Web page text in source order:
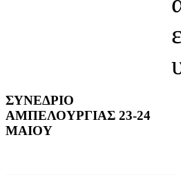
ΣΥΝΕΔΡΙΟ
ΑΜΠΕΛΟΥΡΓΙΑΣ 23-24
ΜΑΙΟΥ